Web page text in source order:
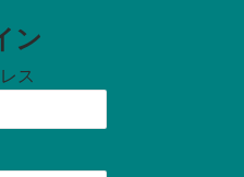
ン
ス